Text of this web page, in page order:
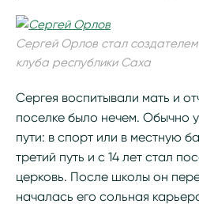
Сергей Орлов стал
клуба республики Саха
Сергея воспитывали мать и
поселке было нечем. Обычно
пути: в спорт или в местную
третий путь и с 14 лет стал
церковь. После школы он
началась его сольная